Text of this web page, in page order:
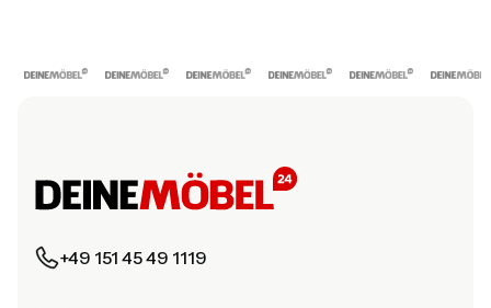
+49 151 45 49 1119